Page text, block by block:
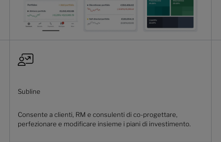
Subline
Consente a clienti, RM e consulenti di co-progettare,
perfezionare e modificare insieme i piani di investimento.